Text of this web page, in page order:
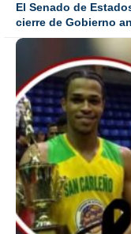
El Senado de
cierre de Gobierno